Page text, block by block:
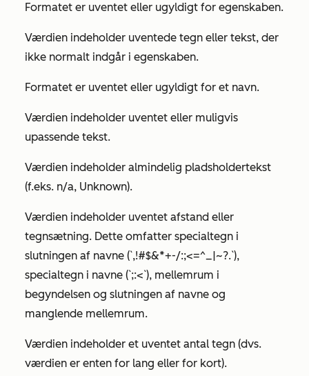
Formatet er uventet eller ugyldigt for egenskaben.
Værdien indeholder uventede tegn eller tekst, der
ikke normalt indgår i egenskaben.
Formatet er uventet eller ugyldigt for et navn.
Værdien indeholder uventet eller muligvis
upassende tekst.
Værdien indeholder almindelig pladsholdertekst
(f.eks. n/a, Unknown).
Værdien indeholder uventet afstand eller
tegnsætning. Dette omfatter specialtegn i
slutningen af navne (`,!#$&*+-/:;<=^_|~?.`),
specialtegn i navne (`;:<`), mellemrum i
begyndelsen og slutningen af navne og
manglende mellemrum.
Værdien indeholder et uventet antal tegn (dvs.
værdien er enten for lang eller for kort).